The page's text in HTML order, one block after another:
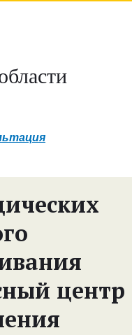
центр